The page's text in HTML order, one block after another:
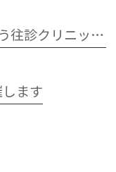
川島孝一郎先生と私（ももたろう往診クリニック開院15周年記念特別講演会）
ます